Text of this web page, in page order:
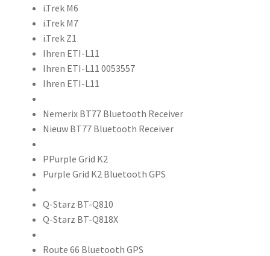
i.Trek M6
i.Trek M7
i.Trek Z1
Ihren ETI-L11
Ihren ETI-L11 0053557
Ihren ETI-L11
Nemerix BT77 Bluetooth Receiver
Nieuw BT77 Bluetooth Receiver
PPurple Grid K2
Purple Grid K2 Bluetooth GPS
Q-Starz BT-Q810
Q-Starz BT-Q818X
Route 66 Bluetooth GPS